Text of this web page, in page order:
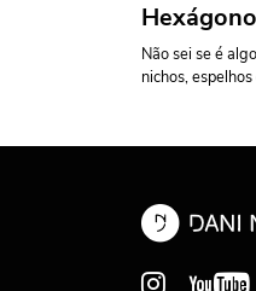
Não sei se é
nichos,